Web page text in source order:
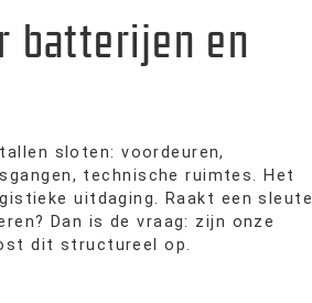
batterijen en
sloten: voordeuren,
technische ruimtes. Het
uitdaging. Raakt een sleutel
Dan is de vraag: zijn onze
dit structureel op.